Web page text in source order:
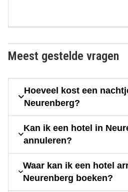
Meest gestelde vragen
Hoeveel kost een
Neurenberg?
Kan ik een hotel in
annuleren?
Waar kan ik een hotel
Neurenberg boeken?